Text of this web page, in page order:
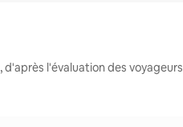
d'après l'évaluation des voyageurs